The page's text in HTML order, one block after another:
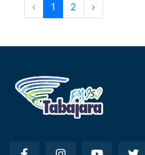
‹ 1 2 ›